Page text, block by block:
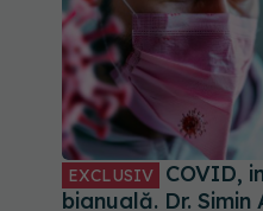
EXCLUSIV
COVID,
bianuală. Dr. Simin